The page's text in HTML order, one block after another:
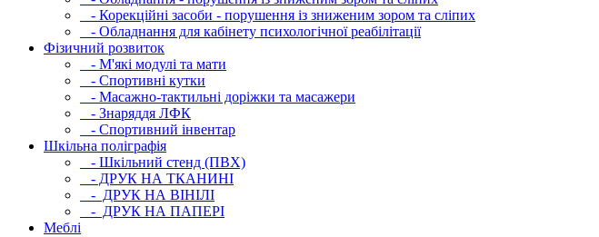
- Корекційні засоби - порушення із зниженим зором та сліпих
- Обладнання для кабінету психологічної реабілітації
Фізичний розвиток
- М'які модулi та мати
- Спортивні кутки
- Масажно-тактильні доріжки та масажери
- Знаряддя ЛФК
- Спортивний інвентар
Шкільна поліграфія
- Шкільний стенд (ПВХ)
- ДРУК НА ТКАНИНІ
- ДРУК НА ВІНІЛІ
- ДРУК НА ПАПЕРІ
Меблі